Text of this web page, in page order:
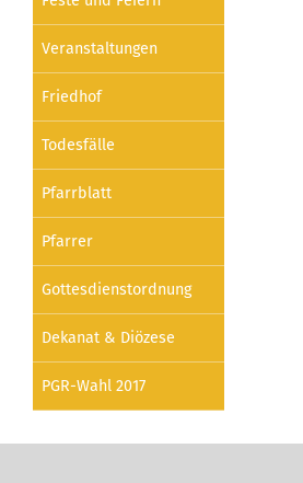
Veranstaltungen
Friedhof
Todesfälle
Pfarrblatt
Pfarrer
Gottesdienstordnung
Dekanat & Diözese
PGR-Wahl 2017